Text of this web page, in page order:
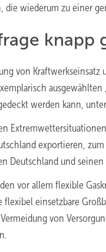
wiederum zu einer
knapp
von Kraftwerkseinsatz
werden kann,
exportieren,
Deutschland und
vor allem flexible
einsetzbare
von